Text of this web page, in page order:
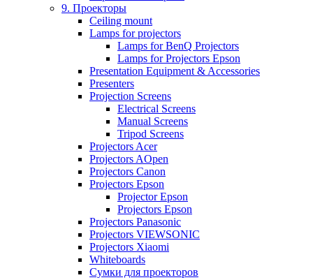
9. Проекторы
Ceiling mount
Lamps for projectors
Lamps for BenQ Projectors
Lamps for Projectors Epson
Presentation Equipment & Accessories
Presenters
Projection Screens
Electrical Screens
Manual Screens
Tripod Screens
Projectors Acer
Projectors AOpen
Projectors Canon
Projectors Epson
Projector Epson
Projectors Epson
Projectors Panasonic
Projectors VIEWSONIC
Projectors Xiaomi
Whiteboards
Сумки для проекторов